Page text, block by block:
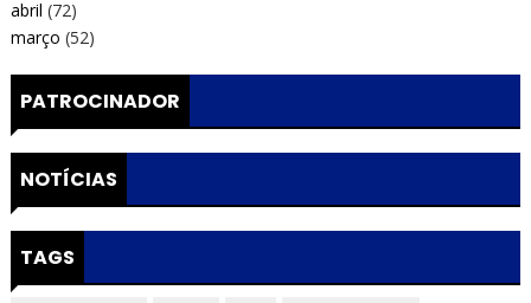
abril (72)
março (52)
PATROCINADOR
NOTÍCIAS
TAGS